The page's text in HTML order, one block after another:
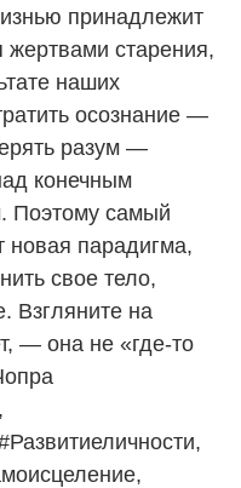
принадлежит
старения,
наших
осознание —
разум —
конечным
Поэтому самый
новая парадигма,
свое тело,
Взгляните на
— она не «где-то